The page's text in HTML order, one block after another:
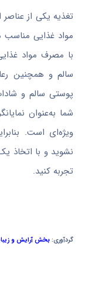
تغذیه یکی از
مواد غذایی مناسب
با مصرف مواد
سالم و همچنین
پوستی سالم و
شما به‌عنوان
ویژه‌ای است.
نشوید و با اتخاذ
تجربه کنید.
گردآوری:بخش آرایش و